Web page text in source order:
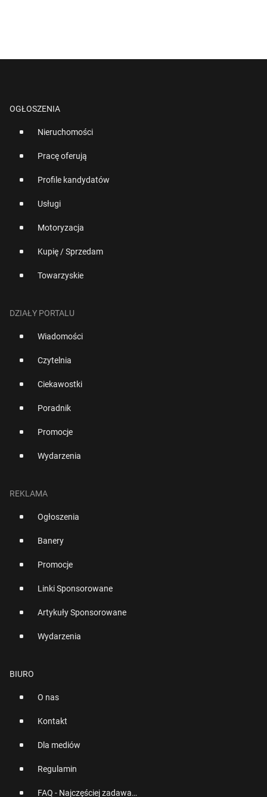
OGŁOSZENIA
Nieruchomości
Pracę oferują
Profile kandydatów
Usługi
Motoryzacja
Kupię / Sprzedam
Towarzyskie
DZIAŁY PORTALU
Wiadomości
Czytelnia
Ciekawostki
Poradnik
Promocje
Wydarzenia
REKLAMA
Ogłoszenia
Banery
Promocje
Linki Sponsorowane
Artykuły Sponsorowane
Wydarzenia
BIURO
O nas
Kontakt
Dla mediów
Regulamin
FAQ - Najczęściej zadawane pytania